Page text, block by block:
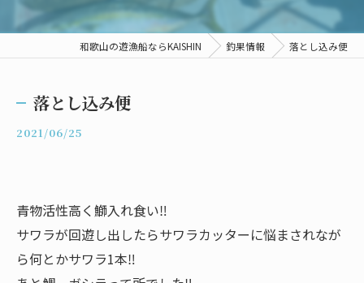
和歌山の遊漁船ならKAISHIN 釣果情報 落とし込み便
落とし込み便
2021/06/25
青物活性高く鰤入れ食い‼️
サワラが回遊し出したらサワラカッターに悩まされなが
ら何とかサワラ1本‼️